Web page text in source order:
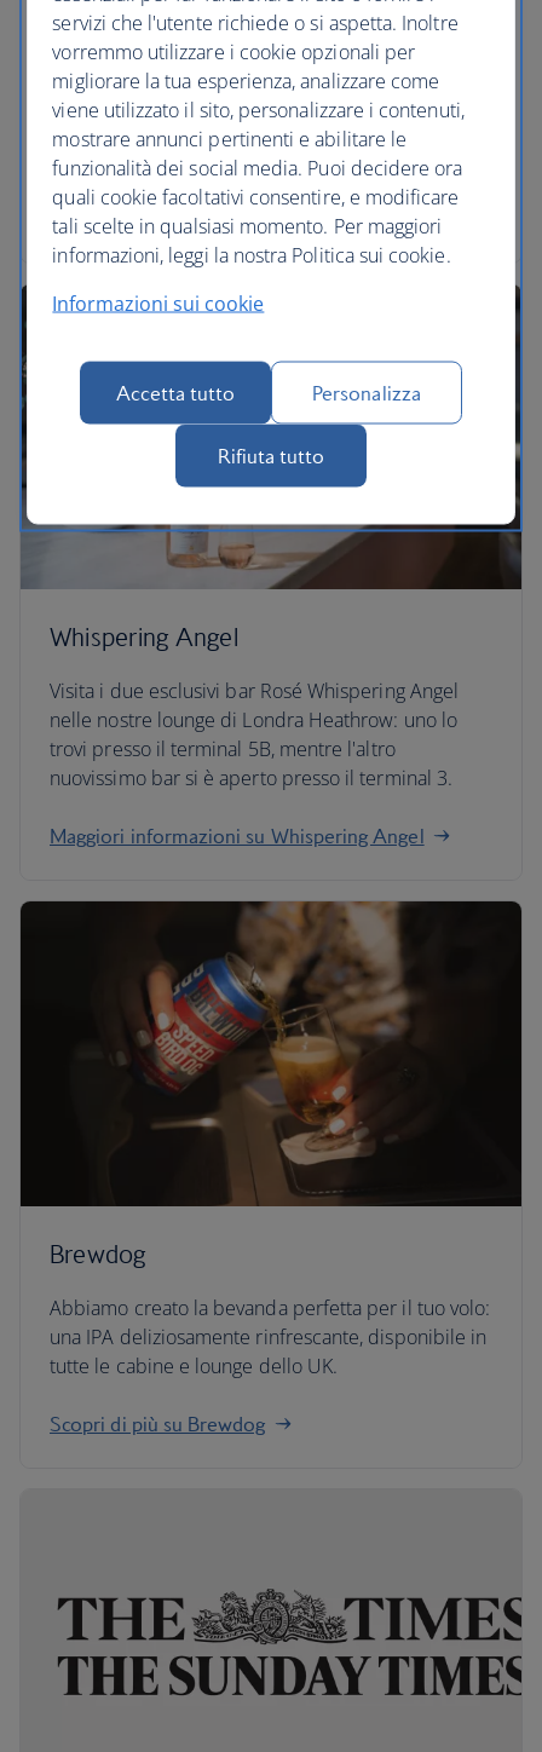
Abbiamo collaborato con Paramount+, il servizio di
streaming che ti offre film di successo e nuovi
originali, serie esclusive e programmi di ogni
genere, tra cui fiction, azione, reality, commedie e i
più amati dalle famiglie. Una montagna di
intrattenimento.
Maggiori informazioni su Paramount+
Whispering Angel
Visita i due esclusivi bar Rosé Whispering Angel
nelle nostre lounge di Londra Heathrow: uno lo
trovi presso il terminal 5B, mentre l'altro
nuovissimo bar si è aperto presso il terminal 3.
Maggiori informazioni su Whispering Angel
Brewdog
Abbiamo creato la bevanda perfetta per il tuo volo:
una IPA deliziosamente rinfrescante, disponibile in
tutte le cabine e lounge dello UK.
Scopri di più su Brewdog
servizi che l'utente richiede o si aspetta. Inoltre
vorremmo utilizzare i cookie opzionali per
migliorare la tua esperienza, analizzare come
viene utilizzato il sito, personalizzare i contenuti,
mostrare annunci pertinenti e abilitare le
funzionalità dei social media. Puoi decidere ora
quali cookie facoltativi consentire, e modificare
tali scelte in qualsiasi momento. Per maggiori
informazioni, leggi la nostra Politica sui cookie.
Informazioni sui cookie
Accetta tutto Personalizza
Rifiuta tutto